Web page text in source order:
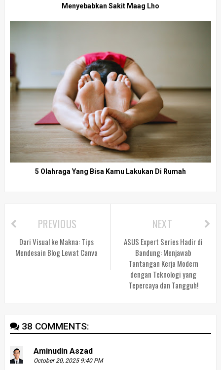
Menyebabkan Sakit Maag Lho
5 Olahraga Yang Bisa Kamu Lakukan Di Rumah
NEXT
ASUS Expert Series Hadir di
Bandung: Menjawab
Tantangan Kerja Modern
dengan Teknologi yang
Tepercaya dan Tangguh!
PREVIOUS
Dari Visual ke Makna: Tips
Mendesain Blog Lewat Canva
38 COMMENTS:
Aminudin Aszad
October 20, 2025 9:40 PM